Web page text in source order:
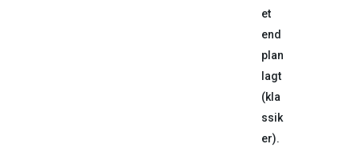
et
end
plan
lagt
(kla
ssik
er).